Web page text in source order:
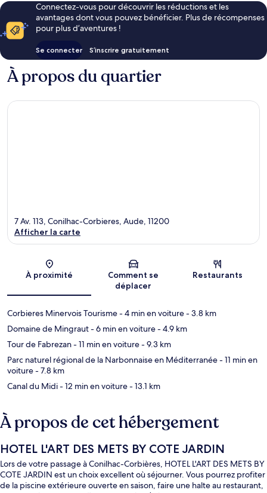
Connectez-vous pour découvrir les réductions et les
avantages dont vous pouvez bénéficier. Plus de récompenses
pour plus d’aventures !
Se connecter S’inscrire gratuitement
À propos du quartier
Carte
7 Av. 113, Conilhac-Corbieres, Aude, 11200
Afficher la carte
À proximité
Comment se
déplacer
Restaurants
Corbieres Minervois Tourisme- 4 min en voiture- 3.8 km
Domaine de Mingraut- 6 min en voiture- 4.9 km
Tour de Fabrezan- 11 min en voiture- 9.3 km
Parc naturel régional de la Narbonnaise en Méditerranée- 11 min en
voiture- 7.8 km
Canal du Midi- 12 min en voiture- 13.1 km
À propos de cet hébergement
HOTEL L'ART DES METS BY COTE JARDIN
Lors de votre passage à Conilhac-Corbières, HOTEL L'ART DES METS BY
COTE JARDIN est un choix excellent où séjourner. Vous pourrez profiter
de la piscine extérieure ouverte en saison, faire une halte au restaurant,